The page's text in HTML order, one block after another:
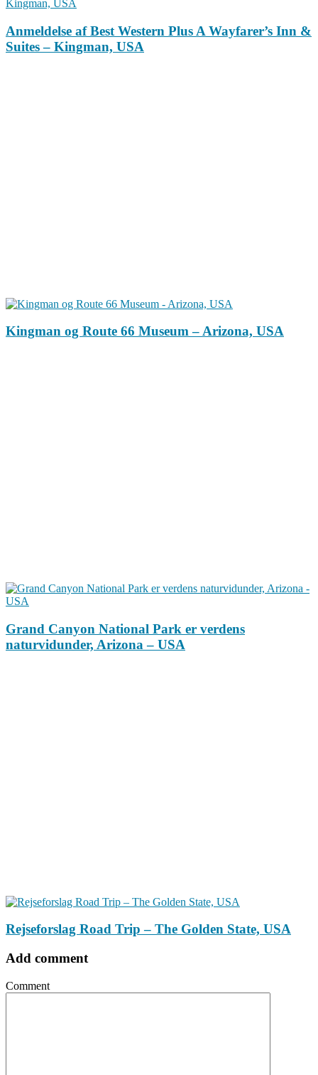
Anmeldelse af Best Western Plus A Wayfarer’s Inn &
Suites – Kingman, USA
Kingman og Route 66 Museum – Arizona, USA
Grand Canyon National Park er verdens
naturvidunder, Arizona – USA
Rejseforslag Road Trip – The Golden State, USA
Add comment
Comment